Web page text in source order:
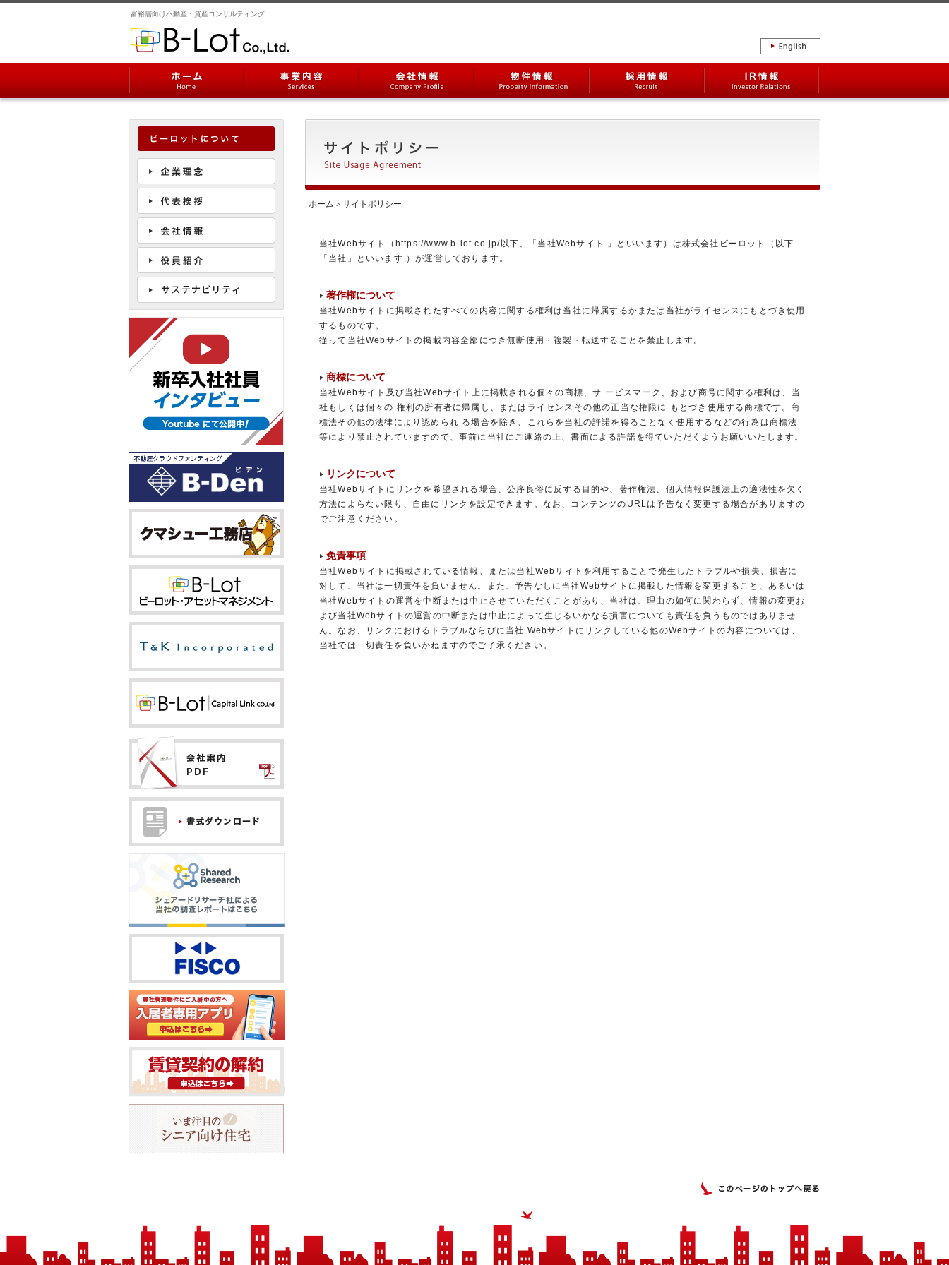
富裕層向け不動産・資産コンサルティング
English site
ホーム > サイトポリシー
当社Webサイト（https://www.b-lot.co.jp/以下、「当社Webサイト 」といいます）は株式会社ビーロット（以下
「当社」といいます ）が運営しております。
著作権について
当社Webサイトに掲載されたすべての内容に関する権利は当社に帰属するかまたは当社がライセンスにもとづき使用
するものです。
従って当社Webサイトの掲載内容全部につき無断使用・複製・転送することを禁止します。
商標について
当社Webサイト及び当社Webサイト上に掲載される個々の商標、サ ービスマーク、および商号に関する権利は、当
社もしくは個々の 権利の所有者に帰属し、またはライセンスその他の正当な権限に もとづき使用する商標です。商
標法その他の法律により認められ る場合を除き、これらを当社の許諾を得ることなく使用するなどの行為は商標法
等により禁止されていますので、事前に当社にご連絡の上、書面による許諾を得ていただくようお願いいたします。
リンクについて
当社Webサイトにリンクを希望される場合、公序良俗に反する目的や、著作権法、個人情報保護法上の適法性を欠く
方法によらない限り、自由にリンクを設定できます。なお、コンテンツのURLは予告なく変更する場合がありますの
でご注意ください。
免責事項
当社Webサイトに掲載されている情報、または当社Webサイトを利用することで発生したトラブルや損失、損害に
対して、当社は一切責任を負いません。また、予告なしに当社Webサイトに掲載した情報を変更すること、あるいは
当社Webサイトの運営を中断または中止させていただくことがあり、当社は、理由の如何に関わらず、情報の変更お
よび当社Webサイトの運営の中断または中止によって生じるいかなる損害についても責任を負うものではありませ
ん。なお、リンクにおけるトラブルならびに当社 Webサイトにリンクしている他のWebサイトの内容については、
当社では一切責任を負いかねますのでご了承ください。
ビーロットについて
企業理念
代表挨拶
会社情報
役員紹介
サステナビリティ